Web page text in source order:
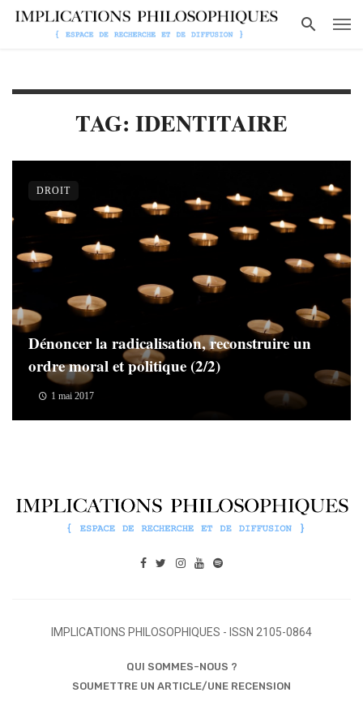
TAG: IDENTITAIRE
Dénoncer la radicalisation, reconstruire un
ordre moral et politique (2/2)
1 mai 2017
DROIT
IMPLICATIONS PHILOSOPHIQUES - ISSN 2105-0864
QUI SOMMES-NOUS ?
SOUMETTRE UN ARTICLE/UNE RECENSION